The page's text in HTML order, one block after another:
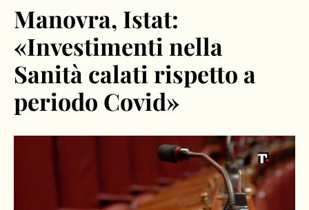
Manovra, Istat:
«Investimenti nella
Sanità calati rispetto a
periodo Covid»